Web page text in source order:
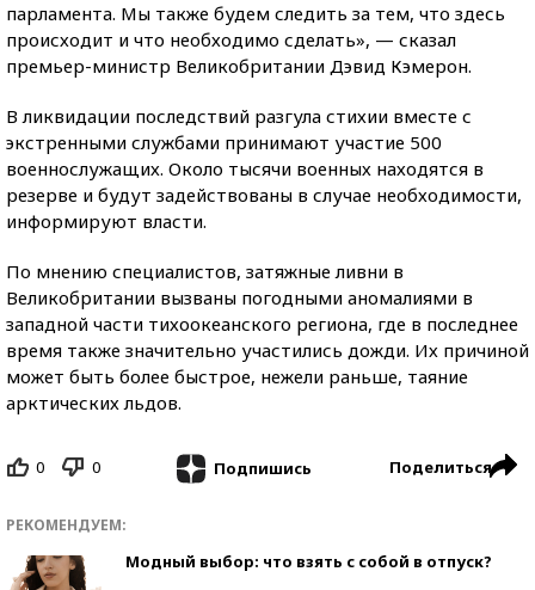
парламента. Мы также будем следить за тем, что здесь
происходит и что необходимо сделать», — сказал
премьер-министр Великобритании Дэвид Кэмерон.
В ликвидации последствий разгула стихии вместе с
экстренными службами принимают участие 500
военнослужащих. Около тысячи военных находятся в
резерве и будут задействованы в случае необходимости,
информируют власти.
По мнению специалистов, затяжные ливни в
Великобритании вызваны погодными аномалиями в
западной части тихоокеанского региона, где в последнее
время также значительно участились дожди. Их причиной
может быть более быстрое, нежели раньше, таяние
арктических льдов.
0 0 Подпишись Поделиться
РЕКОМЕНДУЕМ:
Модный выбор: что взять с собой в отпуск?